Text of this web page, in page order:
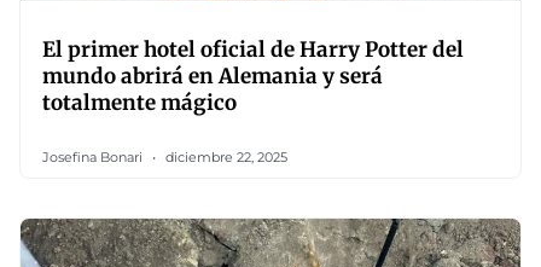
El primer hotel oficial de Harry Potter del
mundo abrirá en Alemania y será
totalmente mágico
Josefina Bonari diciembre 22, 2025